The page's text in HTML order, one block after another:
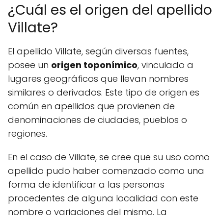
¿Cuál es el origen del apellido
Villate?
El apellido Villate, según diversas fuentes,
posee un origen toponímico, vinculado a
lugares geográficos que llevan nombres
similares o derivados. Este tipo de origen es
común en apellidos que provienen de
denominaciones de ciudades, pueblos o
regiones.
En el caso de Villate, se cree que su uso como
apellido pudo haber comenzado como una
forma de identificar a las personas
procedentes de alguna localidad con este
nombre o variaciones del mismo. La